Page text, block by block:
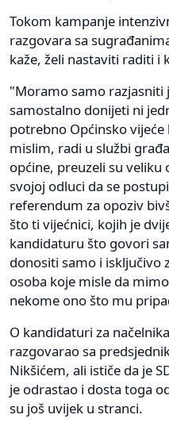
Tokom kampanje
razgovara sa
kaže, želi nastaviti raditi i
"Moramo samo razjasniti
samostalno donijeti ni
potrebno Općinsko
mislim, radi u službi
općine, preuzeli su
svojoj odluci da se
referendum za opoziv
što ti vijećnici, kojih je
kandidaturu što govori
donositi samo i isključivo
osoba koje misle da
nekome ono što mu
O kandidaturi za
razgovarao sa
Nikšićem, ali ističe da je
je odrastao i dosta toga
su još uvijek u stranci.